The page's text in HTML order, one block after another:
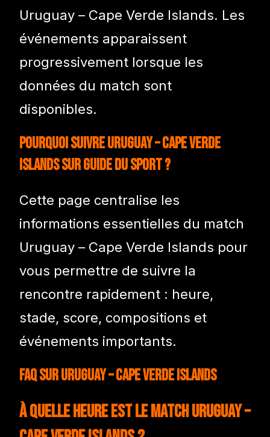
Uruguay – Cape Verde Islands. Les
événements apparaissent
progressivement lorsque les
données du match sont
disponibles.
Pourquoi suivre Uruguay – Cape Verde
Islands sur Guide du Sport ?
Cette page centralise les
informations essentielles du match
Uruguay – Cape Verde Islands pour
vous permettre de suivre la
rencontre rapidement : heure,
stade, score, compositions et
événements importants.
FAQ sur Uruguay – Cape Verde Islands
À quelle heure est le match Uruguay –